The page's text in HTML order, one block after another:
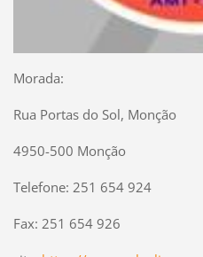
Morada:
Rua Portas do Sol, Monção
4950-500 Monção
Telefone: 251 654 924
Fax: 251 654 926